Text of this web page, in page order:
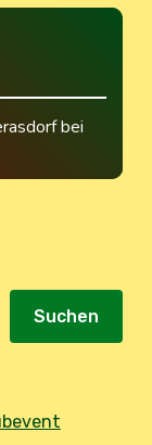
bei
Suchen